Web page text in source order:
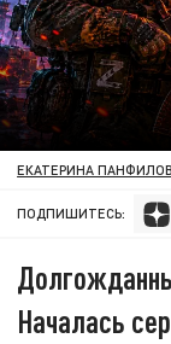
ЕКАТЕРИНА
ПОДПИШИТЕСЬ:
Началась